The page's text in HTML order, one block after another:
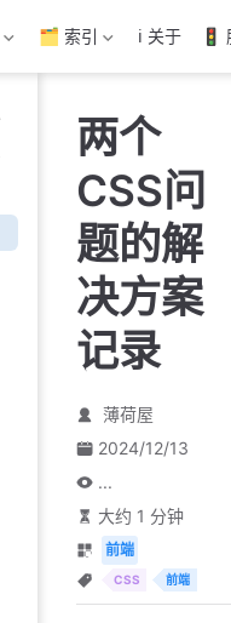
🗂️ 索引 ℹ️ 关于 🚦
两个
CSS问
题的解
决方案
记录
薄荷屋
2024/12/13
...
大约 1 分钟
前端
CSS 前端